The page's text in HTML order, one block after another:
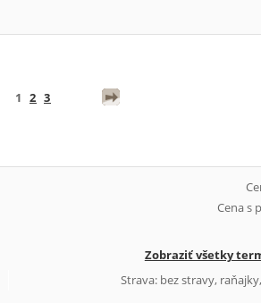
1 2 3
Cena s
Zobraziť všetky
Strava: bez stravy,